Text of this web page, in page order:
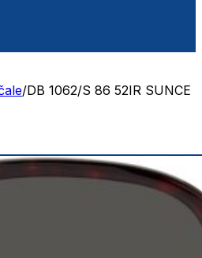
/DB 1062/S 86 52IR SUNCE